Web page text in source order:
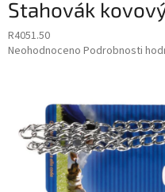
Stahovák
R4051.50
Průměrné
hvězdiček.
Neohodnoceno Podrobnosti